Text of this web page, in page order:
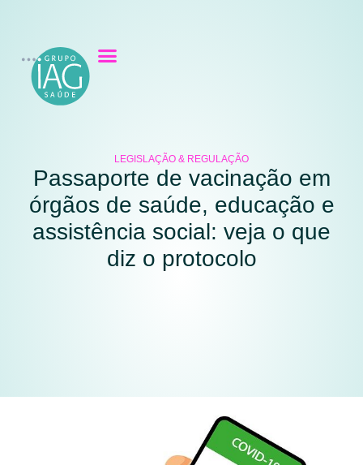
LEGISLAÇÃO & REGULAÇÃO
Passaporte de vacinação em
órgãos de saúde, educação e
assistência social: veja o que
diz o protocolo